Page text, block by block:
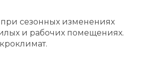
сезонных изменениях
и рабочих помещениях.